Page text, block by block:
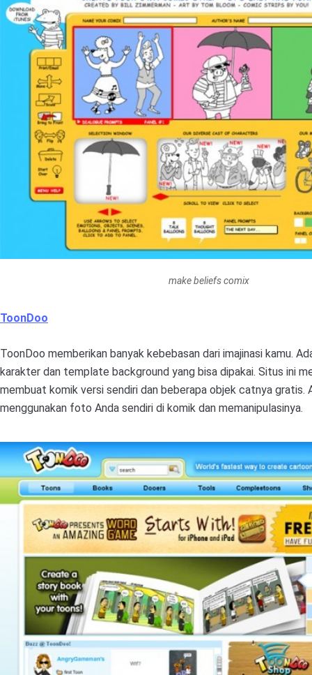
make beliefs comix
ToonDoo
ToonDoo memberikan banyak kebebasan dari imajinasi kamu.
karakter dan template background yang bisa dipakai. Situs ini
membuat komik versi sendiri dan beberapa objek catnya gratis.
menggunakan foto Anda sendiri di komik dan memanipulasinya.